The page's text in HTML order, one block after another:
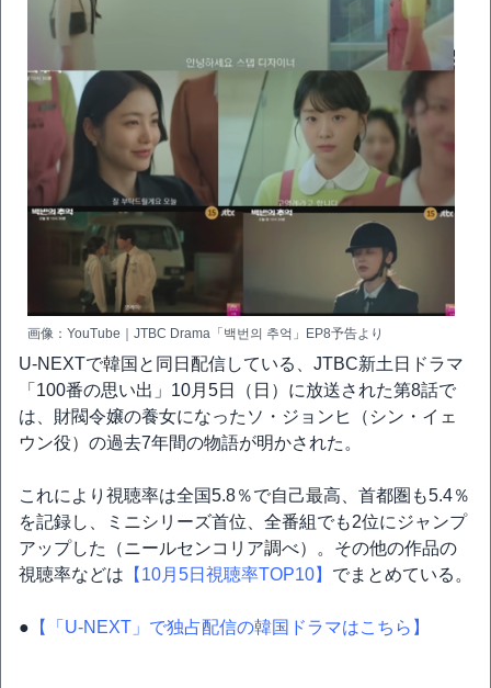
画像：YouTube｜JTBC Drama「백번의 추억」EP8予告より
U-NEXTで韓国と同日配信している、JTBC新土日ドラマ
「100番の思い出」10月5日（日）に放送された第8話で
は、財閥令嬢の養女になったソ・ジョンヒ（シン・イェ
ウン役）の過去7年間の物語が明かされた。
これにより視聴率は全国5.8％で自己最高、首都圏も5.4％
を記録し、ミニシリーズ首位、全番組でも2位にジャンプ
アップした（ニールセンコリア調べ）。その他の作品の
視聴率などは 【10月5日視聴率TOP10】 でまとめている。
● 【「U-NEXT」で独占配信の韓国ドラマはこちら】